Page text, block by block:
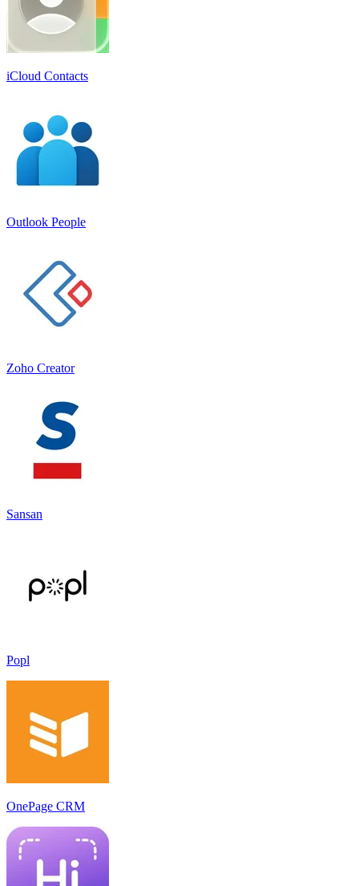
iCloud Contacts
Outlook People
Zoho Creator
Sansan
Popl
OnePage CRM